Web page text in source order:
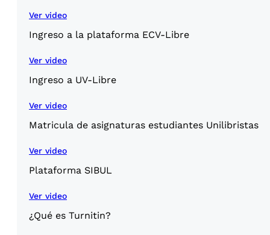
Ver video
Ingreso a la plataforma ECV-Libre
Ver video
Ingreso a UV-Libre
Ver video
Matricula de asignaturas estudiantes Unilibristas
Ver video
Plataforma SIBUL
Ver video
¿Qué es Turnitin?